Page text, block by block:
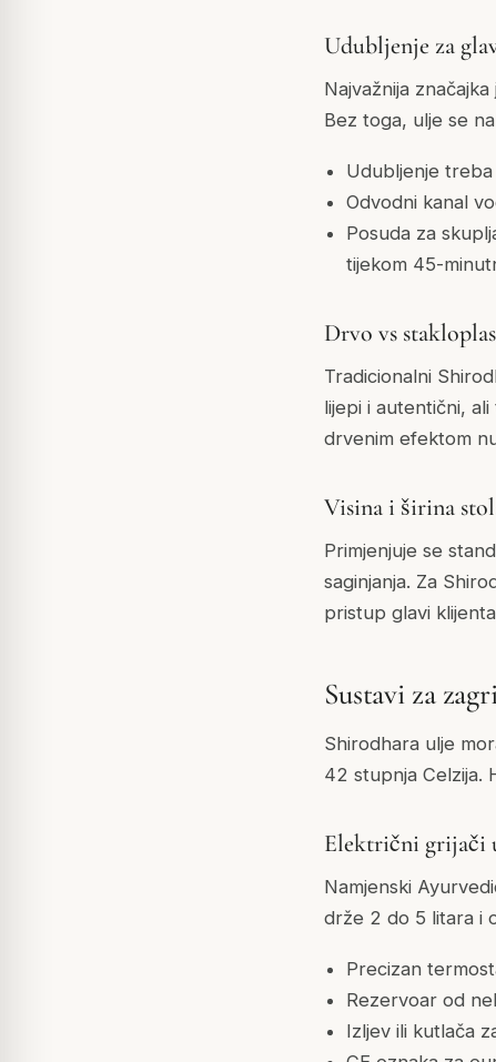
Udubljenje za
Najvažnija
Bez toga, ulje se
Udubljenje
Odvodni kanal
Posuda za
tijekom 45-
Drvo vs
Tradicionalni
lijepi i autentični,
drvenim efektom
Visina i širina
Primjenjuje se
saginjanja. Za
pristup glavi
Sustavi za
Shirodhara ulje
42 stupnja Celzija.
Električni grijači
Namjenski
drže 2 do 5 litara i
Precizan
Rezervoar od
Izljev ili kutlača